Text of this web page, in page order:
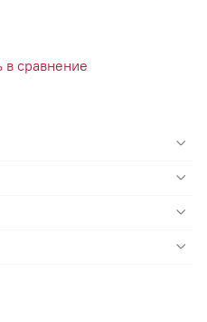
в сравнение